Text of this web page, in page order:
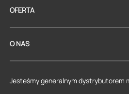
OFERTA
O NAS
Jesteśmy generalnym dystrybutorem